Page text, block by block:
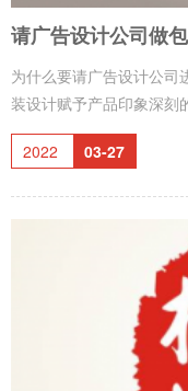
请广告设计公司做
为什么要请广告设计公司
装设计赋予产品印象深刻
具有以下重要的作用。1
识商品的内容、品牌及
文宣、协寻儿童或正面
2022 03-27